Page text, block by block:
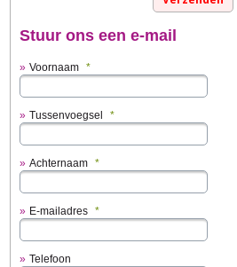
Stuur ons een e-mail
Voornaam *
Tussenvoegsel *
Achternaam *
E-mailadres *
Telefoon